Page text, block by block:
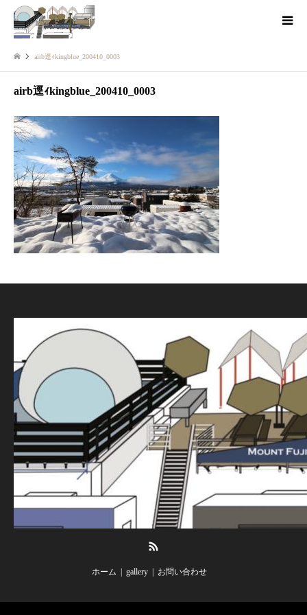
airb逕ｨkingblue_200410_0003
airb逕ｨkingblue_200410_0003
ホーム gallery お問い合わせ